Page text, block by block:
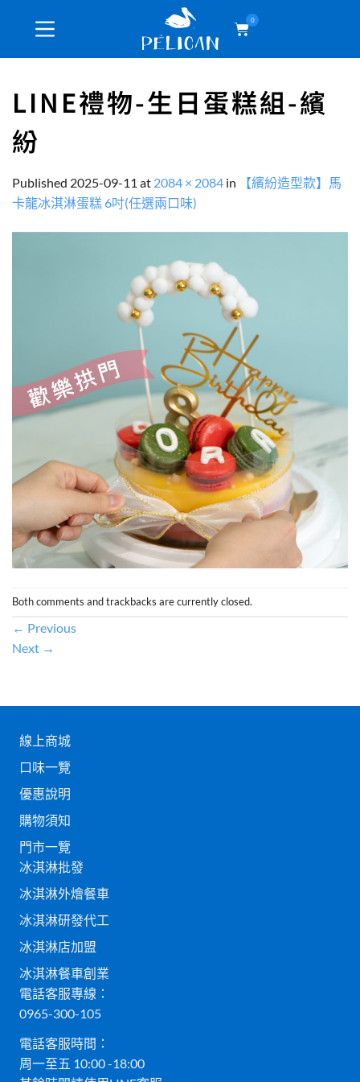
0
LINE禮物-生日蛋糕組-繽
紛
Published 2025-09-11 at 2084 × 2084 in
【繽紛造型款】馬
卡龍冰淇淋蛋糕 6吋(任選兩口味)
Both comments and trackbacks are currently closed.
← Previous
Next →
線上商城
口味一覽
優惠說明
購物須知
門市一覽
冰淇淋批發
冰淇淋外燴餐車
冰淇淋研發代工
冰淇淋店加盟
冰淇淋餐車創業
電話客服專線：
0965-300-105
電話客服時間：
周一至五 10:00 -18:00